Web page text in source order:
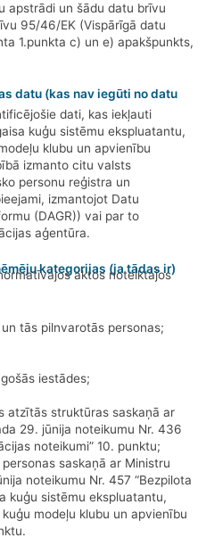
apstrādi un šādu datu brīvu
95/46/EK (Vispārīgā datu
1.punkta c) un e) apakšpunkts,
datu (kas nav iegūti no datu
dati, kas iekļauti
kuģu sistēmu ekspluatantu,
klubu un apvienību
izmanto citu valsts
personu reģistra un
izmantojot Datu
(DAGR)) vai par to
aģentūra.
kategorijas (ja tādas ir)
aktos noteiktajos
tās pilnvarotās personas;
iestādes;
atzītās struktūras saskaņā ar
29. jūnija noteikumu Nr. 436
noteikumi” 10. punktu;
saskaņā ar Ministru
noteikumu Nr. 457 “Bezpilota
kuģu sistēmu ekspluatantu,
modeļu klubu un apvienību